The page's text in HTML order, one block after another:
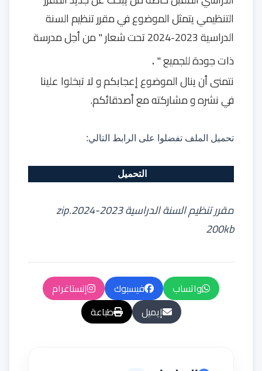
التنظيمي يتمثل الموضوعفيمقرر تنظيم السنة
الدراسية 2023-2024 تحت شعار " من أجل مدرسة
ذات جودة للجميع ".
نتمنى أن ينال الموضوع إعجابكم و لا تبخلوا علينا
في نشره و مشاركته مع أصدقائكم.
تحميل الملف تفضلوا على الرابط التالي:
التحميل
مقرر تنظيم السنة الدراسية 2023-2024.zip
200kb
واتساب فيسبوك
إنستاغرام
إيميل
طباعة